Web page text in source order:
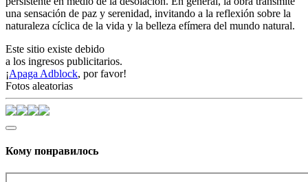
una sensación de paz y serenidad, invitando a la reflexión sobre la
naturaleza cíclica de la vida y la belleza efímera del mundo natural.
Este sitio existe debido
a los ingresos publicitarios.
¡Apaga Adblock, por favor!
Fotos aleatorias
Кому понравилось